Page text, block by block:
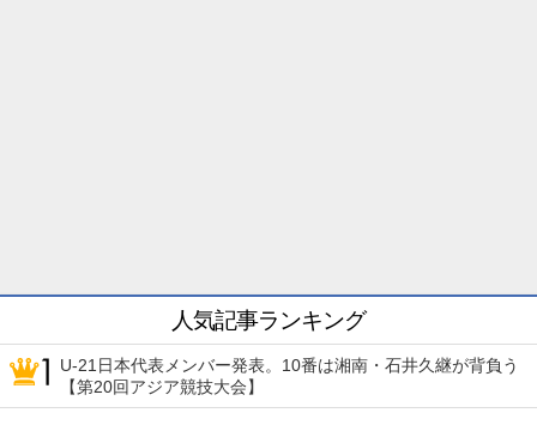
人気記事ランキング
U-21日本代表メンバー発表。10番は湘南・石井久継が背負う
【第20回アジア競技大会】